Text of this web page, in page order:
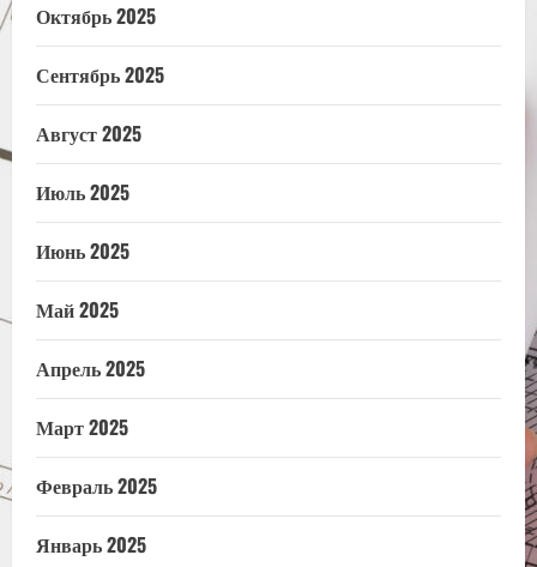
Октябрь 2025
Сентябрь 2025
Август 2025
Июль 2025
Июнь 2025
Май 2025
Апрель 2025
Март 2025
Февраль 2025
Январь 2025